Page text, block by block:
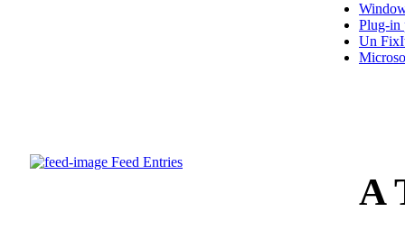
Plug-in
Un
Feed Entries
A